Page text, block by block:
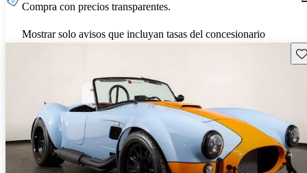
Compra con precios transparentes.
Mostrar solo avisos que incluyan tasas del concesionario